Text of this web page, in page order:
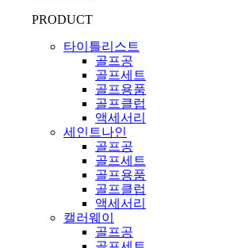
PRODUCT
타이틀리스트
골프공
골프세트
골프용품
골프클럽
액세서리
세인트나인
골프공
골프세트
골프용품
골프클럽
액세서리
캘러웨이
골프공